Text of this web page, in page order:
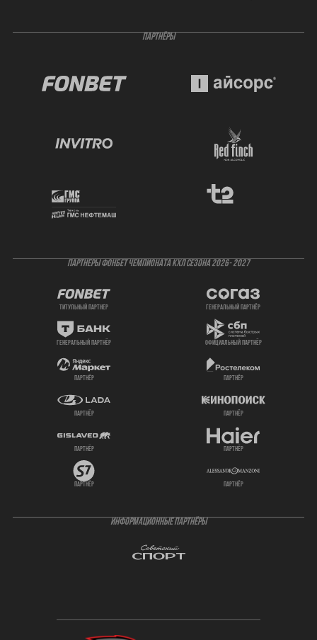
ПАРТНЁРЫ
ПАРТНЕРЫ ФОНБЕТ ЧЕМПИОНАТА КХЛ СЕЗОНА 2026- 2027
титульный партнер генеральный партнёр
генеральный партнёр официальный партнёр
партнёр партнёр
партнёр партнёр
партнёр партнёр
партнёр партнёр
ИНФОРМАЦИОННЫЕ ПАРТНЁРЫ